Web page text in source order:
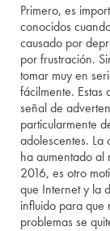
Primero, es
conocidos
causado por
por frustración.
tomar muy en
fácilmente.
señal de
particularmente
adolescentes. La
ha aumentado
2016, es otro
que Internet y la
influido para que
problemas se